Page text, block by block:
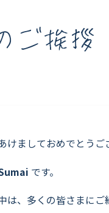
ご挨
けましておめでとうご
です。
は、多くの皆さまにご